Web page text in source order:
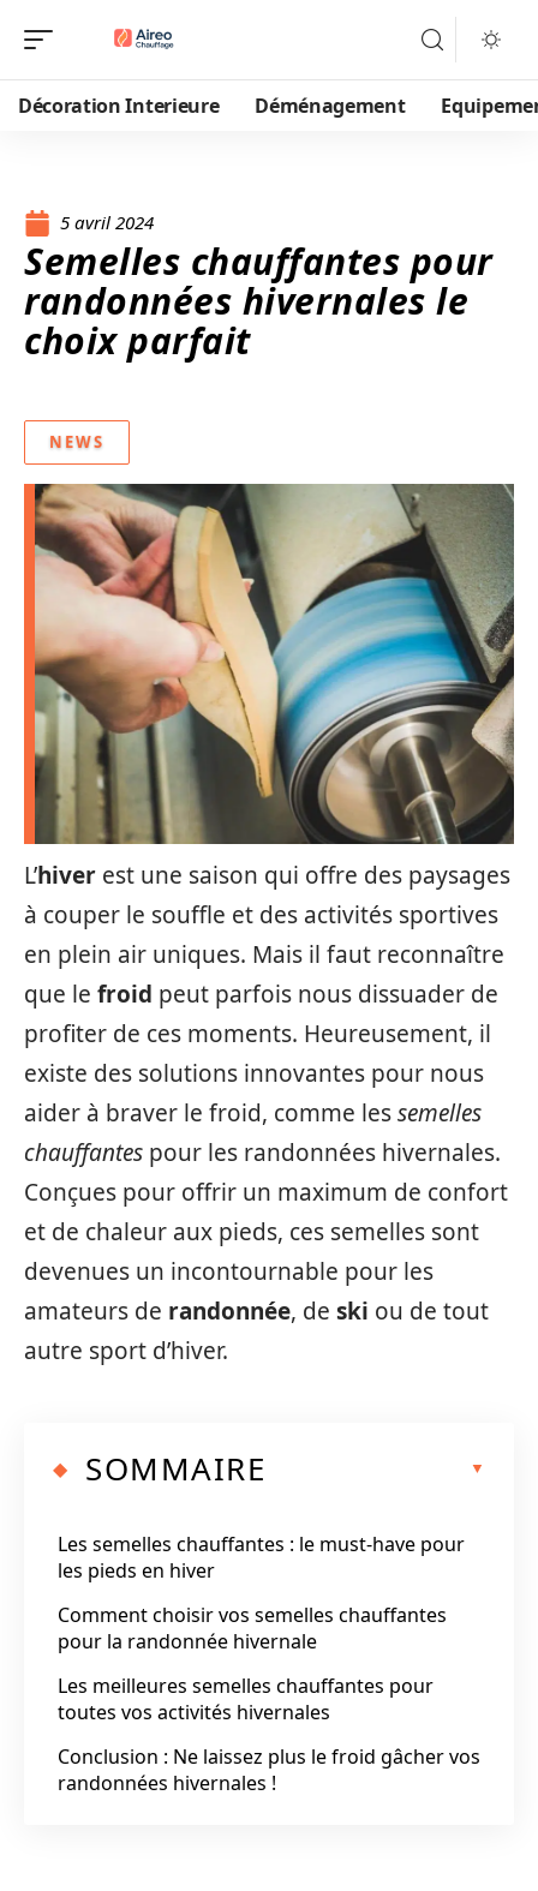
Décoration Interieure Déménagement
5 avril 2024
Semelles chauffantes pour
randonnées hivernales le
choix parfait
NEWS
L’hiver est une saison qui offre des paysages
à couper le souffle et des activités sportives
en plein air uniques. Mais il faut reconnaître
que le froid peut parfois nous dissuader de
profiter de ces moments. Heureusement, il
existe des solutions innovantes pour nous
aider à braver le froid, comme lessemelles
chauffantes pour les randonnées hivernales.
Conçues pour offrir un maximum de confort
et de chaleur aux pieds, ces semelles sont
devenues un incontournable pour les
amateurs de randonnée, de ski ou de tout
autre sport d’hiver.
SOMMAIRE
Les semelles chauffantes : le must-have pour
les pieds en hiver
Comment choisir vos semelles chauffantes
pour la randonnée hivernale
Les meilleures semelles chauffantes pour
toutes vos activités hivernales
Conclusion : Ne laissez plus le froid gâcher vos
randonnées hivernales !